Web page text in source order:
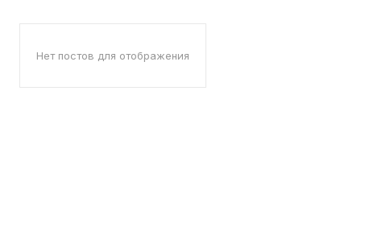
Нет постов для отображения